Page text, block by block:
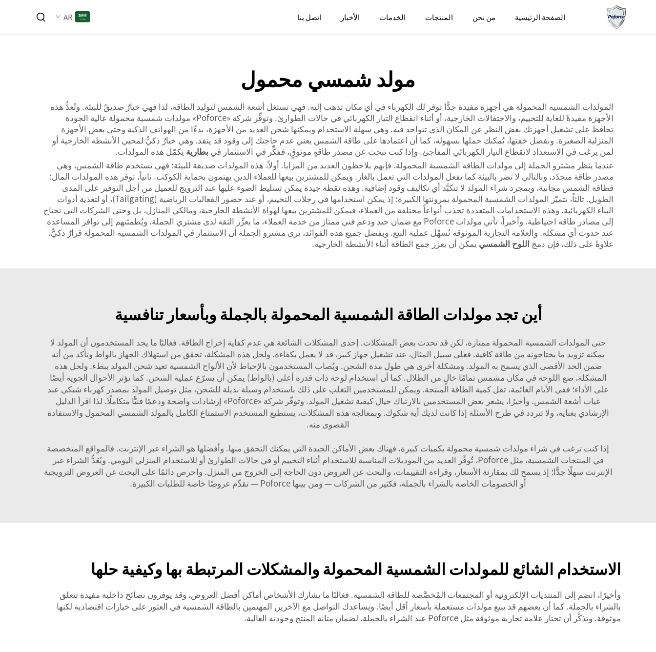
الصفحة الرئيسية من نحن المنتجات الخدمات الأخبار اتصل بنا AR
مولد شمسي محمول
المولدات الشمسية المحمولة هي أجهزة مفيدة جدًّا توفر لك الكهرباء في أي مكان تذهب إليه. فهي تستغل أشعة الشمس لتوليد الطاقة، لذا فهي خيارٌ صديقٌ للبيئة. وتُعدُّ هذه
الأجهزة مفيدةً للغاية للتخييم، والاحتفالات الخارجية، أو أثناء انقطاع التيار الكهربائي في حالات الطوارئ. وتوفِّر شركة «Poforce» مولدات شمسية محمولة عالية الجودة
تحافظ على تشغيل أجهزتك بغض النظر عن المكان الذي تتواجد فيه. وهي سهلة الاستخدام ويمكنها شحن العديد من الأجهزة، بدءًا من الهواتف الذكية وحتى بعض الأجهزة
المنزلية الصغيرة. وبفضل خفتها، يُمكنك حملها بسهولة، كما أن اعتمادها على طاقة الشمس يعني عدم حاجتك إلى وقود قد ينفد. وهي خيارٌ ذكيٌّ لمحبي الأنشطة الخارجية أو
لمن يرغب في الاستعداد لانقطاع التيار الكهربائي المفاجئ. وإذا كنت تبحث عن مصدر طاقةٍ موثوقٍ، ففكِّر في الاستثمار في بطارية يكمّل هذه المولدات.
عندما ينظر مشترو الجملة إلى مولدات الطاقة الشمسية المحمولة، فإنهم يلاحظون العديد من المزايا. أولاً، هذه المولدات صديقة للبيئة؛ فهي تستخدم طاقة الشمس، وهي
مصدر طاقة متجدّد، وبالتالي لا تضر بالبيئة كما تفعل المولدات التي تعمل بالغاز. ويمكن للمشترين بيعها للعملاء الذين يهتمون بحماية الكوكب. ثانياً، توفر هذه المولدات المال:
فطاقة الشمس مجانية، وبمجرد شراء المولد لا تتكبَّد أي تكاليف وقود إضافية. وهذه نقطة جيدة يمكن تسليط الضوء عليها عند الترويج للعميل من أجل التوفير على المدى
الطويل. ثالثاً، تتميّز المولدات الشمسية المحمولة بمرونتها الكبيرة؛ إذ يمكن استخدامها في رحلات التخييم، أو عند حضور الفعاليات الرياضية (Tailgating)، أو لتغذية أدوات
البناء الكهربائية. وهذه الاستخدامات المتعددة تجذب أنواعاً مختلفة من العملاء، فيمكن للمشترين بيعها لهواة الأنشطة الخارجية، ومالكي المنازل، بل وحتى الشركات التي تحتاج
إلى مصادر طاقة احتياطية. وأخيراً، تأتي مولدات Poforce مع ضمان جيد ودعم فني ممتاز من خدمة العملاء، ما يعزِّز الثقة لدى مشتري الجملة، ويُطمئنهم إلى توافر المساعدة
عند حدوث أي مشكلة. والعلامة التجارية الموثوقة تُسهِّل عملية البيع. وبفضل جميع هذه الفوائد، يرى مشترو الجملة أن الاستثمار في المولدات الشمسية المحمولة قرارٌ ذكيٌّ.
علاوةً على ذلك، فإن دمج اللوح الشمسي يمكن أن يعزز جمع الطاقة أثناء الأنشطة الخارجية.
أين تجد مولدات الطاقة الشمسية المحمولة بالجملة وبأسعار تنافسية
حتى المولدات الشمسية المحمولة ممتازة، لكن قد تحدث بعض المشكلات. إحدى المشكلات الشائعة هي عدم كفاية إخراج الطاقة. فغالبًا ما يجد المستخدمون أن المولد لا
يمكنه تزويد ما يحتاجونه من طاقة كافية. فعلى سبيل المثال، عند تشغيل جهاز كبير، قد لا يعمل بكفاءة. ولحل هذه المشكلة، تحقق من استهلاك الجهاز بالواط وتأكد من أنه
ضمن الحد الأقصى الذي يسمح به المولد. ومشكلة أخرى هي طول مدة الشحن. ويُصاب المستخدمون بالإحباط لأن الألواح الشمسية تعيد شحن المولد ببطء. ولحل هذه
المشكلة، ضع اللوحة في مكان مشمس تمامًا خالٍ من الظلال. كما أن استخدام لوحة ذات قدرة أعلى (بالواط) يمكن أن يسرّع عملية الشحن. كما تؤثر الأحوال الجوية أيضًا
على الأداء؛ ففي الأيام الغائمة، تقل كمية الطاقة المنتجة. ويمكن للمستخدمين التغلب على ذلك باستخدام وسيلة بديلة للشحن، مثل توصيل المولد بمصدر كهرباء شبكي عند
غياب أشعة الشمس. وأخيرًا، يشعر بعض المستخدمين بالارتباك حيال كيفية تشغيل المولد. وتوفّر شركة «Poforce» إرشادات واضحة ودعمًا فنيًّا متكاملًا. لذا اقرأ الدليل
الإرشادي بعناية، ولا تتردد في طرح الأسئلة إذا كانت لديك أية شكوك. وبمعالجة هذه المشكلات، يستطيع المستخدم الاستمتاع الكامل بالمولد الشمسي المحمول والاستفادة
القصوى منه.
إذا كنت ترغب في شراء مولدات شمسية محمولة بكميات كبيرة، فهناك بعض الأماكن الجيدة التي يمكنك التحقق منها. وأفضلها هو الشراء عبر الإنترنت. فالمواقع المتخصصة
في المنتجات الشمسية، مثل Poforce، تُوفِّر العديد من الموديلات المناسبة للاستخدام أثناء التخييم أو في حالات الطوارئ أو للاستخدام المنزلي اليومي. ويُعَدُّ الشراء عبر
الإنترنت سهلًا جدًّا؛ إذ يسمح لك بمقارنة الأسعار، وقراءة التقييمات، والبحث عن العروض دون الحاجة إلى الخروج من المنزل. واحرص دائمًا على البحث عن العروض الترويجية
أو الخصومات الخاصة بالشراء بالجملة، فكثير من الشركات — ومن بينها Poforce — تقدِّم عروضًا خاصة للطلبات الكبيرة.
الاستخدام الشائع للمولدات الشمسية المحمولة والمشكلات المرتبطة بها وكيفية حلها
وأخيرًا، انضم إلى المنتديات الإلكترونية أو المجتمعات المُخصَّصة للطاقة الشمسية. فغالبًا ما يشارك الأشخاص أماكن أفضل العروض، وقد يوفرون نصائح داخلية مفيدة تتعلق
بالشراء بالجملة. كما أن بعضهم قد يبيع مولدات مستعملة بأسعار أقل أيضًا. ويساعدك التواصل مع الآخرين المهتمين بالطاقة الشمسية في العثور على خيارات اقتصادية لكنها
موثوقة. وتذكَّر أن تختار علامة تجارية موثوقة مثل Poforce عند الشراء بالجملة، لضمان متانة المنتج وجودته العالية.